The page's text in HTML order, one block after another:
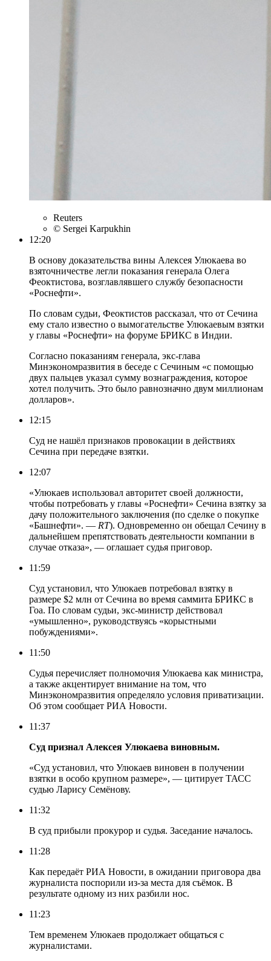
Reuters
© Sergei Karpukhin
12:20
В основу доказательства вины Алексея Улюкаева во
взяточничестве легли показания генерала Олега
Феоктистова, возглавлявшего службу безопасности
«Роснефти».
По словам судьи, Феоктистов рассказал, что от Сечина
ему стало известно о вымогательстве Улюкаевым взятки
у главы «Роснефти» на форуме БРИКС в Индии.
Согласно показаниям генерала, экс-глава
Минэкономразвития в беседе с Сечиным «с помощью
двух пальцев указал сумму вознаграждения, которое
хотел получить. Это было равнозначно двум миллионам
долларов».
12:15
Суд не нашёл признаков провокации в действиях
Сечина при передаче взятки.
12:07
«Улюкаев использовал авторитет своей должности,
чтобы потребовать у главы «Роснефти» Сечина взятку за
дачу положительного заключения (по cделке о покупке
«Башнефти». — RT). Одновременно он обещал Сечину в
дальнейшем препятствовать деятельности компании в
случае отказа», — оглашает судья приговор.
11:59
Суд установил, что Улюкаев потребовал взятку в
размере $2 млн от Cечина во время саммита БРИКС в
Гоа. По словам судьи, экс-министр действовал
«умышленно», руководствуясь «корыстными
побуждениями».
11:50
Судья перечисляет полномочия Улюкаева как министра,
а также акцентирует внимание на том, что
Минэкономразвития определяло условия приватизации.
Об этом сообщает РИА Новости.
11:37
Суд признал Алексея Улюкаева виновным.
«Суд установил, что Улюкаев виновен в получении
взятки в особо крупном размере», — цитирует ТАСС
судью Ларису Семёнову.
11:32
В суд прибыли прокурор и судья. Заседание началось.
11:28
Как передаёт РИА Новости, в ожидании приговора два
журналиста поспорили из-за места для съёмок. В
результате одному из них разбили нос.
11:23
Тем временем Улюкаев продолжает общаться с
журналистами.